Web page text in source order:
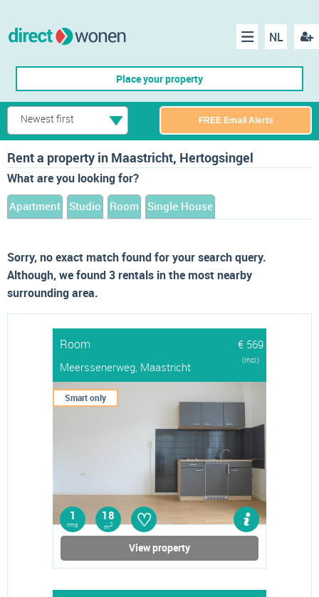
NL
Menu
Place your property
Newest first FREE Email Alerts
Rent a property in Maastricht, Hertogsingel
What are you looking for?
Apartment Studio Room Single House
Sorry, no exact match found for your search query.
Although, we found 3 rentals in the most nearby
surrounding area.
Room
€ 569
Meerssenerweg, Maastricht
(Incl.)
Smart only
1
rms
18
m2 ♡
View property